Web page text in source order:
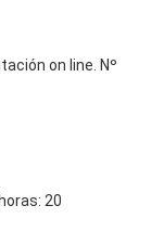
on line. Nº
20